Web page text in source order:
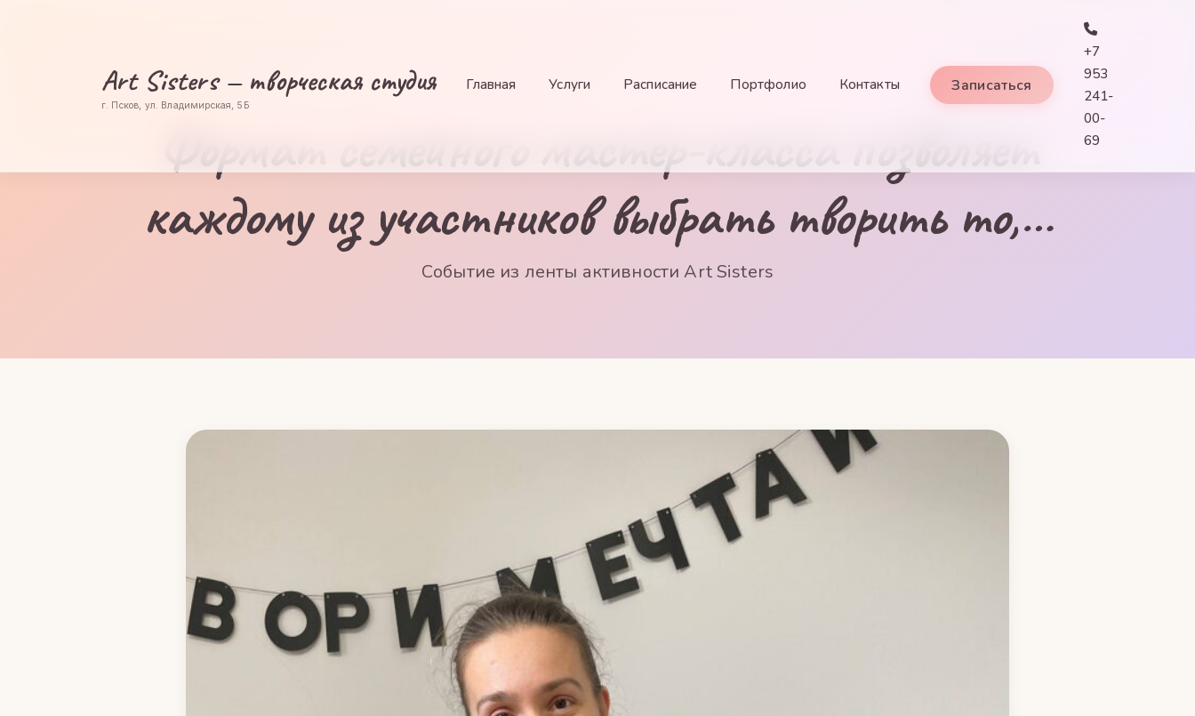
Art Sisters — творческая студия
г. Псков, ул. Владимирская, 5Б
Главная Услуги Расписание Портфолио Контакты Записаться
+7
953
241-
00-
69
Формат семейного мастер-класса позволяет
каждому из участников выбрать творить то,…
Событие из ленты активности Art Sisters